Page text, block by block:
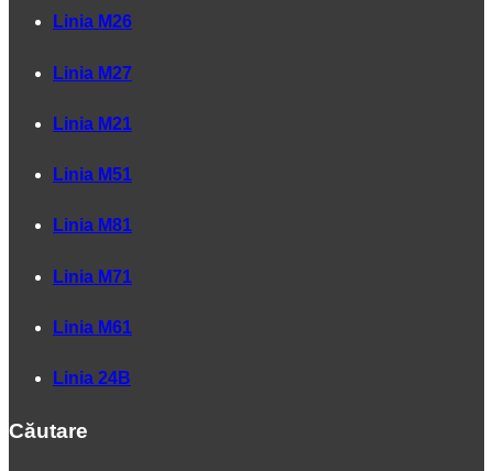
Linia M26
Linia M27
Linia M21
Linia M51
Linia M81
Linia M71
Linia M61
Linia 24B
Căutare